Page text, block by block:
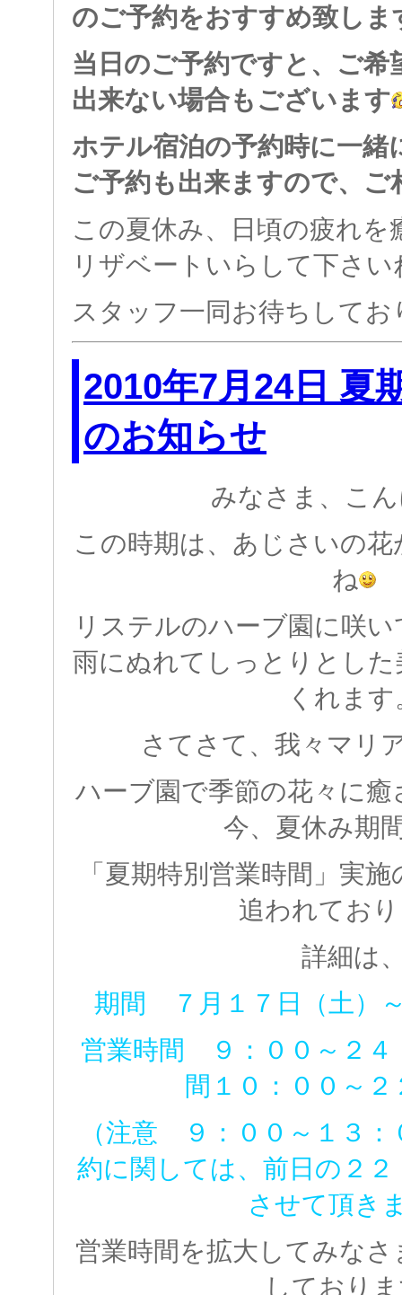
のご予約をおすすめ致しま
当日のご予約ですと、ご希
出来ない場合もございます
ホテル宿泊の予約時に一緒
ご予約も出来ますので、ご
この夏休み、日頃の疲れ
リザベートいらして下さ
スタッフ一同お待ちしてお
2010年7月24日 夏
のお知らせ
みなさま、こ
この時期は、あじさいの
ね
リステルのハーブ園に咲
雨にぬれてしっとりとし
くれます
さてさて、我々マリ
ハーブ園で季節の花々に
今、夏休み期
「夏期特別営業時間」実
追われてお
詳細は
期間 ７月１７日（土）
営業時間 ９：００～２４
間１０：００～２
（注意 ９：００～１３
約に関しては、前日の２
させて頂き
営業時間を拡大してみな
しており